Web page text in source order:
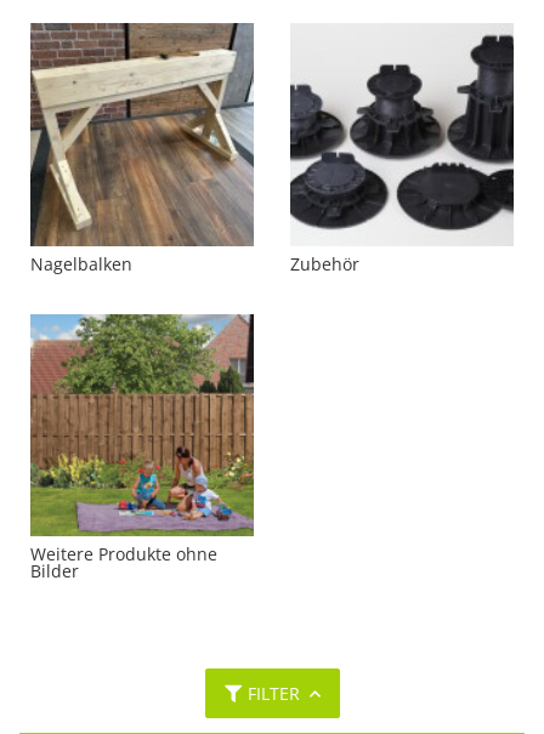
Nagelbalken Zubehör
Weitere Produkte ohne
Bilder
FILTER